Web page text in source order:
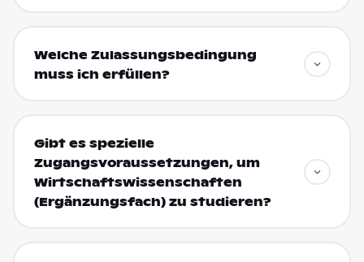
Welche Zulassungsbedingung
muss ich erfüllen?
Gibt es spezielle
Zugangsvoraussetzungen, um
Wirtschaftswissenschaften
(Ergänzungsfach) zu studieren?